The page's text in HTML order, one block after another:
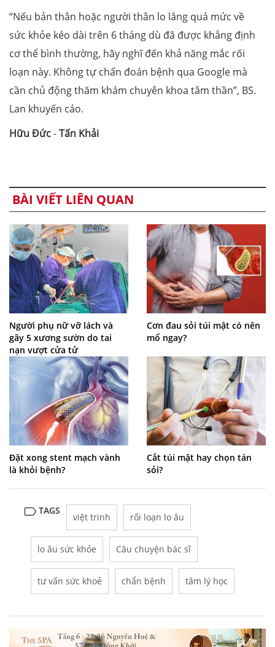
“Nếu bản thân hoặc người thân lo lắng quá mức về
sức khỏe kéo dài trên 6 tháng dù đã được khẳng định
cơ thể bình thường, hãy nghĩ đến khả năng mắc rối
loạn này. Không tự chẩn đoán bệnh qua Google mà
cần chủ động thăm khám chuyên khoa tâm thần”, BS.
Lan khuyến cáo.
Hữu Đức-Tấn Khải
BÀI VIẾT LIÊN QUAN
Người phụ nữ vỡ lách và
gãy 5 xương sườn do tai
nạn vượt cửa tử
Cơn đau sỏi túi mật có nên
mổ ngay?
Đặt xong stent mạch vành
là khỏi bệnh?
Cắt túi mật hay chọn tán
sỏi?
TAGS
việt trinh rối loạn lo âu
lo âu sức khỏe Câu chuyện bác sĩ
tư vấn sức khoẻ chẩn bệnh tâm lý học